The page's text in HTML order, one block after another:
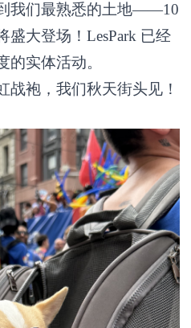
我们最熟悉的土地——10
盛大登场！LesPark 已经
的实体活动。
战袍，我们秋天街头见！